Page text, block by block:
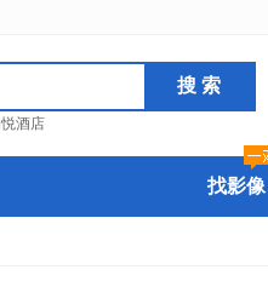
酒店
找影像